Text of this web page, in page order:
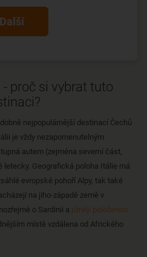
Další
proč si vybrat tuto
nejpopulárnější destinací Čechů
je vždy nezapomenutelným
autem (zejména severní část,
letecky. Geografická poloha Itálie má
evropské pohoří Alpy, tak také
na jiho-západě země v
o Sardinii a jižněji položenou
místě vzdálena od Afrického